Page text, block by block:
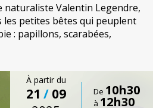
naturaliste Valentin Legendre,
les petites bêtes qui peuplent
: papillons, scarabées,
À partir du
21 / 09
De 10h30
à 12h30